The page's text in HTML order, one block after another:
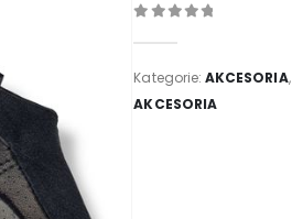
Kategorie:AKCESORIA,
AKCESORIA